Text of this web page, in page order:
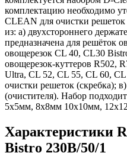
комплектацию необходимо
CLEAN для очистки решеток
из: а) двухстороннего
предназначена для решёток
овощерезок CL 40, CL30
овощерезок-куттеров R502,
Ultra, CL 52, CL 55, CL 60,
очистки решеток (скребка);
(очистителя). Набор
5х5мм, 8х8мм 10х10мм,
Характеристики
Bistro 230B/50/1